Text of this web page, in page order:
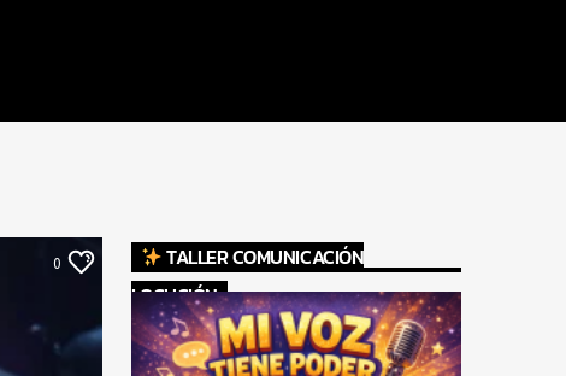
0
TALLER COMUNICACIÓN
LOCUCIÓN